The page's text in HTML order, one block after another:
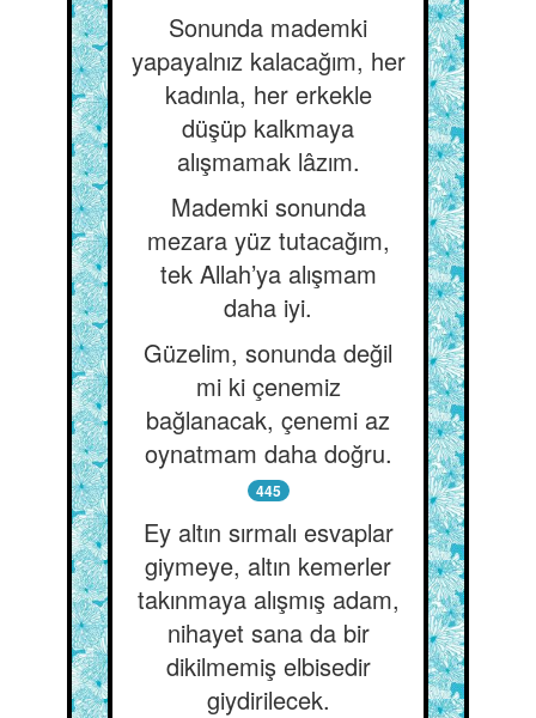
Sonunda mademki
yapayalnız kalacağım, her
kadınla, her erkekle
düşüp kalkmaya
alışmamak lâzım.
Mademki sonunda
mezara yüz tutacağım,
tek Allah’ya alışmam
daha iyi.
Güzelim, sonunda değil
mi ki çenemiz
bağlanacak, çenemi az
oynatmam daha doğru.
445
Ey altın sırmalı esvaplar
giymeye, altın kemerler
takınmaya alışmış adam,
nihayet sana da bir
dikilmemiş elbisedir
giydirilecek.